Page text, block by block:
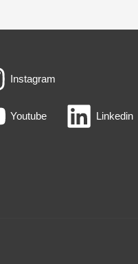
Instagram
Youtube Linkedin